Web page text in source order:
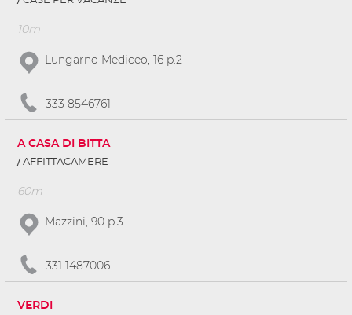
10m
Lungarno Mediceo, 16 p.2
333 8546761
A CASA DI BITTA
AFFITTACAMERE
60m
Mazzini, 90 p.3
331 1487006
VERDI